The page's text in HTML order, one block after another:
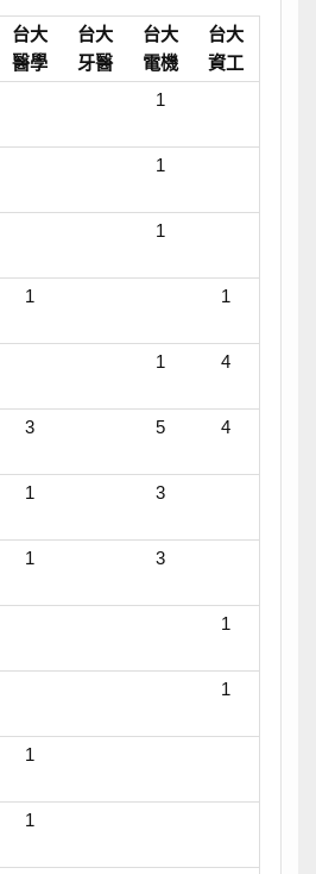
台大
醫學
台大
牙醫
台大
電機
台大
資工
1
1
1
1 1
1 4
3 5 4
1 3
1 3
1
1
1
1